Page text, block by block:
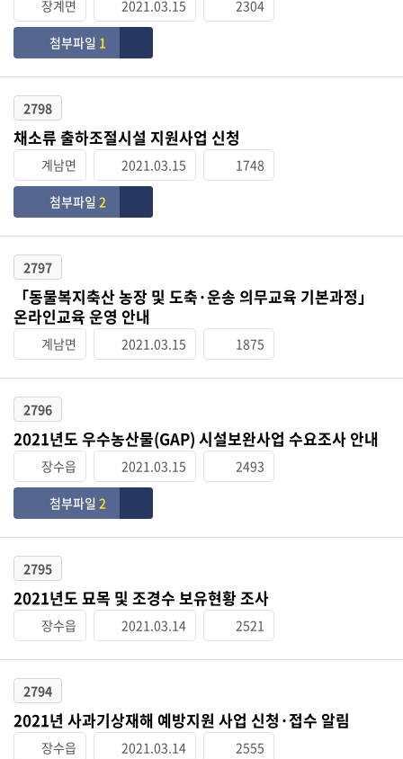
장계면 2021.03.15 2304
첨부파일 1
2798
채소류 출하조절시설 지원사업 신청
계남면 2021.03.15 1748
첨부파일 2
2797
「동물복지축산 농장 및 도축·운송 의무교육 기본과정」
온라인교육 운영 안내
계남면 2021.03.15 1875
2796
2021년도 우수농산물(GAP) 시설보완사업 수요조사 안내
장수읍 2021.03.15 2493
첨부파일 2
2795
2021년도 묘목 및 조경수 보유현황 조사
장수읍 2021.03.14 2521
2794
2021년 사과기상재해 예방지원 사업 신청·접수 알림
장수읍 2021.03.14 2555